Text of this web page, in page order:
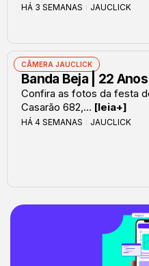
HÁ 3 SEMANAS JAUCLICK
CÂMERA JAUCLICK
Banda Beja | 22
Confira as fotos da festa
Casarão 682,... [leia+]
HÁ 4 SEMANAS JAUCLICK